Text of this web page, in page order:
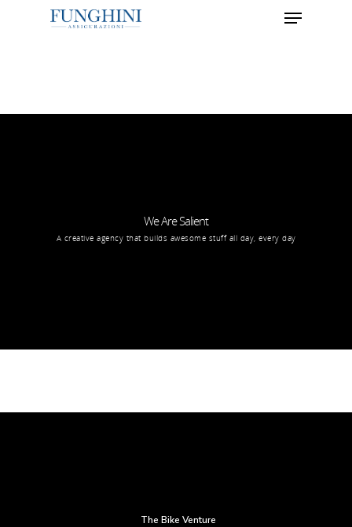
We Are Salient
A creative agency that builds awesome stuff all day, every day
The Bike Venture